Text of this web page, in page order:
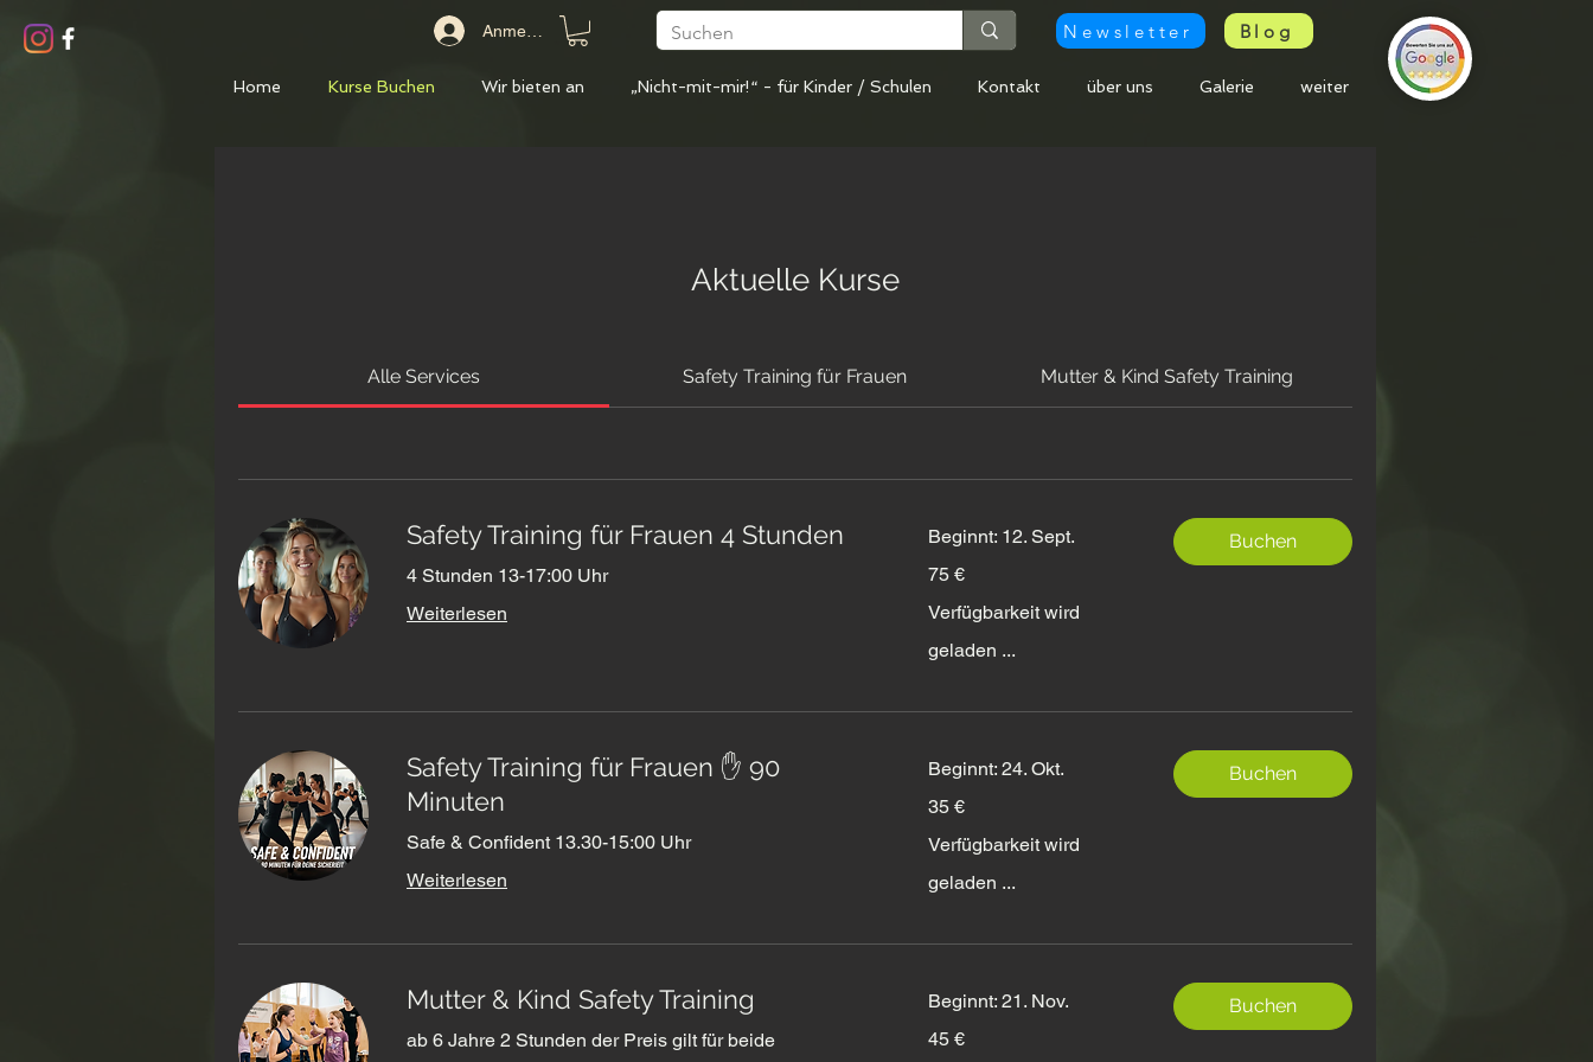
Anmelden Newsletter Blog
Home Kurse Buchen Wir bieten an „Nicht-mit-mir!“ - für Kinder / Schulen Kontakt über uns Galerie weiter
Aktuelle Kurse
Alle Services Safety Training für Frauen Mutter & Kind Safety Training
Safety Training für Frauen 4 Stunden
4 Stunden 13-17:00 Uhr
Weiterlesen
Beginnt: 12. Sept.
Euro
75 €
Verfügbarkeit wird
geladen ...
Buchen
Safety Training für Frauen ✋ 90
Minuten
Safe & Confident 13.30-15:00 Uhr
Weiterlesen
Beginnt: 24. Okt.
Euro
35 €
Verfügbarkeit wird
geladen ...
Buchen
Mutter & Kind Safety Training
ab 6 Jahre 2 Stunden der Preis gilt für beide
Beginnt: 21. Nov.
Euro
45 €
Buchen